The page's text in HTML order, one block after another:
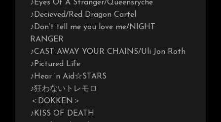
♪Eyes Of A Stranger/Queensryche
♪Decieved/Red Dragon Cartel
♪Don’t tell me you love me/NIGHT
RANGER
♪CAST AWAY YOUR CHAINS/Uli Jon Roth
♪Pictured Life
♪Hear ‘n Aid☆STARS
♪狂わないトレモロ
＜DOKKEN＞
♪KISS OF DEATH